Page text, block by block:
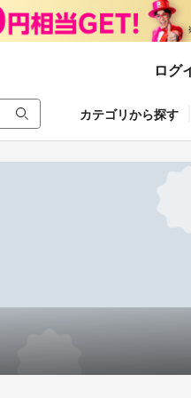
ログ
カテゴリから探す